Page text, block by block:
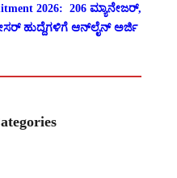
2026: 206 ಮ್ಯಾನೇಜರ್,
ಹುದ್ದೆಗಳಿಗೆ ಆನ್‌ಲೈನ್ ಅರ್ಜಿ